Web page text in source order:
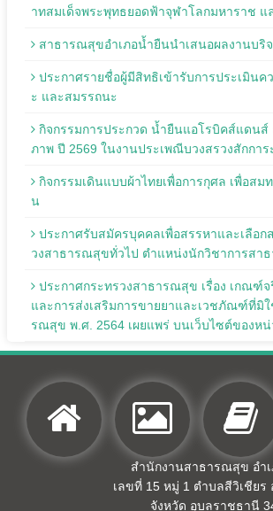
าทสมเด็จพระพุทธยอดฟ้าจุฬาโลกมหาราช แ
สาธารณสุขอำเภอน้ำยืนนำเสนอผลงานบริ
ประกาศรายชื่อผู้มีสิทธิเข้ารับการประเมินค
ะ และสมรรถนะ
กิจกรรมการประกวด น้ำยืนแอโรบิคส์แดน
ภาพ ปี 2569 ในงานประเพณีบวงสรวงสักการ
กิจกรรมเดินแบบผ้าไทยเพื่อการกุศล เพื่อสม
น
ประกาศรับสมัครบุคคลเพื่อสรรหาและเลือก
วงสาธารณสุขทั่วไป ตำแหน่งนักวิชาการสา
ประกาศกระทรวงสาธารณสุข เรื่อง เกณฑ์
และการส่งเสริมการขายยาและเวชภัณฑ์ที่มิ
รณสุข พ.ศ. 2564 เผยแพร่ บนเว็บไซต์ของห
สำนักงานสาธารณสุข อำ
เลขที่ 15 หมู่ 1 ตำบลสีวิเชียร
จังหวัด อุบลราชธานี